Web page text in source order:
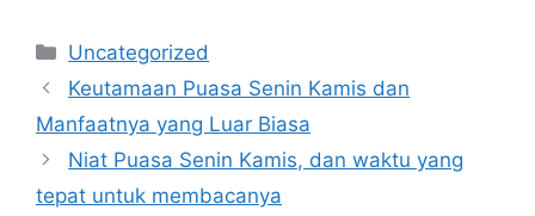
Categories
Uncategorized
Keutamaan Puasa Senin Kamis dan
Manfaatnya yang Luar Biasa
Niat Puasa Senin Kamis, dan waktu yang
tepat untuk membacanya